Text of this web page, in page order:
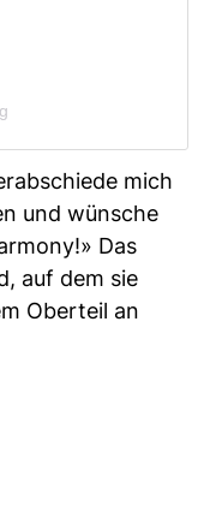
mich
und wünsche
Das
auf dem sie
Oberteil an